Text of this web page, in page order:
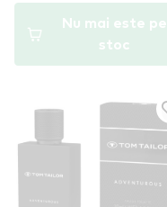
Nu mai este pe
stoc